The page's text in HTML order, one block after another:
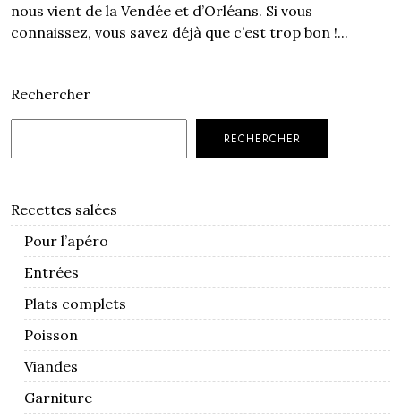
nous vient de la Vendée et d’Orléans. Si vous
connaissez, vous savez déjà que c’est trop bon !...
Rechercher
RECHERCHER
Recettes salées
Pour l’apéro
Entrées
Plats complets
Poisson
Viandes
Garniture